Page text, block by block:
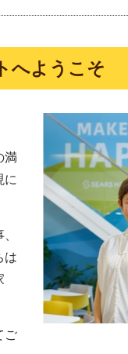
へようこそ
満
に
は
ご